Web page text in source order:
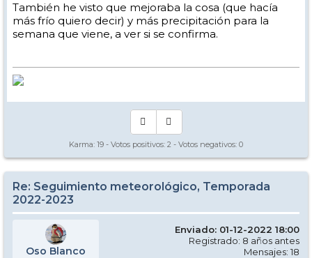
También he visto que mejoraba la cosa (que hacía
más frío quiero decir) y más precipitación para la
semana que viene, a ver si se confirma.
Karma: 19 - Votos positivos: 2 - Votos negativos: 0
Re: Seguimiento meteorológico, Temporada
2022-2023
Oso Blanco
Enviado: 01-12-2022 18:00
Registrado: 8 años antes
Mensajes: 18